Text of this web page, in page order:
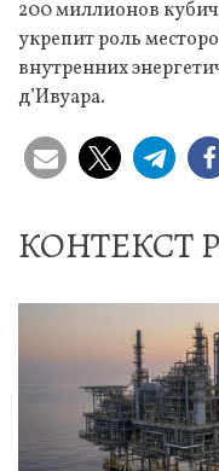
200 миллионов
укрепит роль
внутренних
д’Ивуара.
КОНТЕКСТ